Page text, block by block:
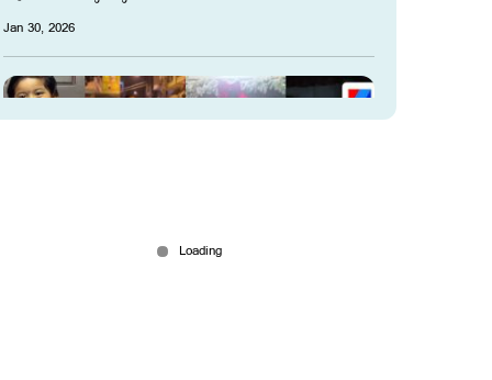
Jan 30, 2026